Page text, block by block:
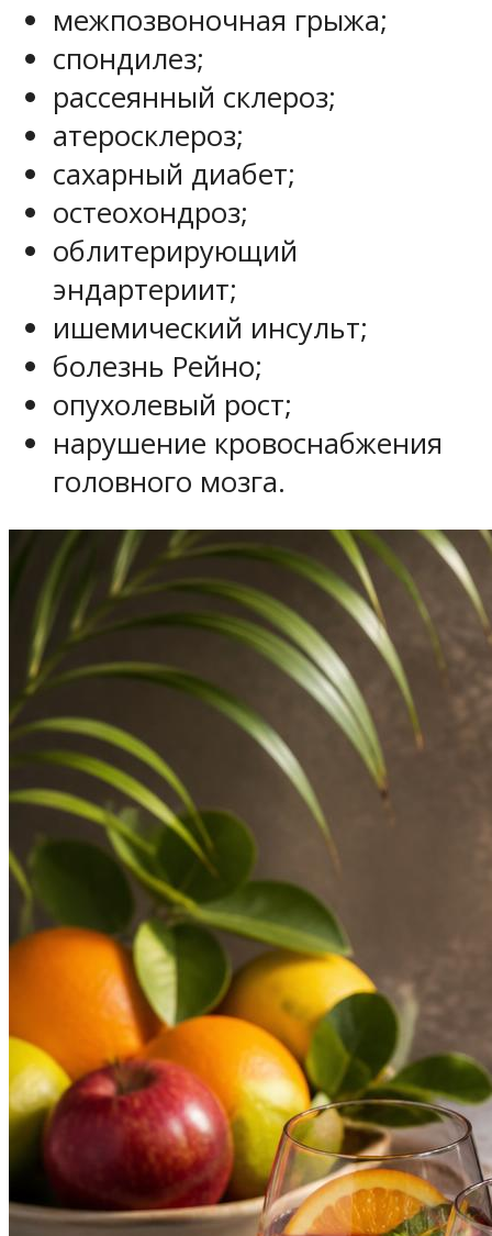
межпозвоночная грыжа;
спондилез;
рассеянный склероз;
атеросклероз;
сахарный диабет;
остеохондроз;
облитерирующий
эндартериит;
ишемический инсульт;
болезнь Рейно;
опухолевый рост;
нарушение кровоснабжения
головного мозга.